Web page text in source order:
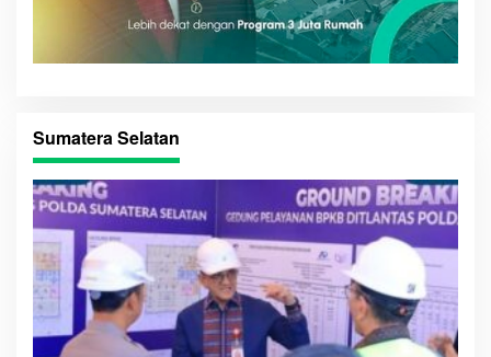
Sumatera Selatan